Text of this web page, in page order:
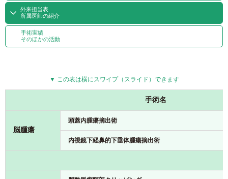
外来担当表
所属医師の紹介
手術実績
そのほかの活動
▼ この表は横にスワイプ（スライド）できます
手術名
脳腫瘍
頭蓋内腫瘍摘出術
内視鏡下経鼻的下垂体腫瘍摘出術